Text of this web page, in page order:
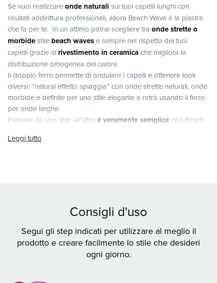
Se vuoi realizzareonde naturali sui tuoi capelli lunghi con
risultati addirittura professionali, allora Beach Wave è la piastra
che fa per te. In un attimo potrai scegliere tra onde strette o
morbidestile beach wavese sempre nel rispetto dei tuoi
capelli grazie al rivestimento in ceramicache migliora la
distribuzione omogenea del calore.
Il doppio ferro permette di ondulare i capelli e ottenere look
diversi: “natural effetto spiaggia” con onde strette naturali, onde
morbide e definite per uno stile elegante e retrò usando il ferro
per onde larghe.
Passare da uno stile all'altro è veramente semplice con Beach
sblocca e ruota con un gesto semplice e sicuro.
Leggi tutto
Consigli d'uso
Segui gli step indicati per utilizzare al meglio il
prodotto e creare facilmente lo stile che desideri
ogni giorno.